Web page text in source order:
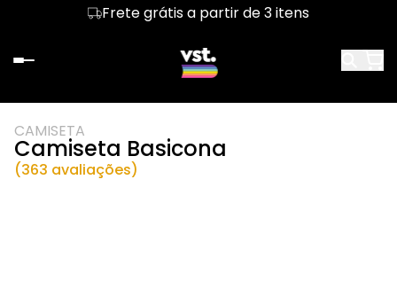
Frete grátis a partir de 3 itens
CAMISETA
Camiseta Basicona
(363 avaliações)